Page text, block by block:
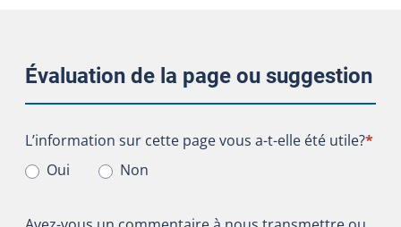
Évaluation de la page ou suggestion
L’information sur cette page vous a-t-elle été utile?
L’information sur cette page vous a-t-elle été utile?*
Oui
Non